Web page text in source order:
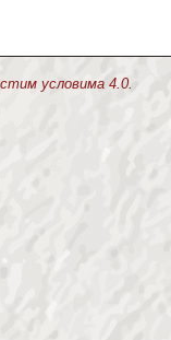
условима 4.0.